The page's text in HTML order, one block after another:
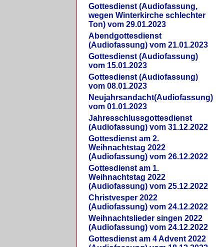
Gottesdienst (Audiofassung,
wegen Winterkirche schlechter
Ton) vom 29.01.2023
Abendgottesdienst
(Audiofassung) vom 21.01.2023
Gottesdienst (Audiofassung)
vom 15.01.2023
Gottesdienst (Audiofassung)
vom 08.01.2023
Neujahrsandacht(Audiofassung)
vom 01.01.2023
Jahresschlussgottesdienst
(Audiofassung) vom 31.12.2022
Gottesdienst am 2.
Weihnachtstag 2022
(Audiofassung) vom 26.12.2022
Gottesdienst am 1.
Weihnachtstag 2022
(Audiofassung) vom 25.12.2022
Christvesper 2022
(Audiofassung) vom 24.12.2022
Weihnachtslieder singen 2022
(Audiofassung) vom 24.12.2022
Gottesdienst am 4 Advent 2022